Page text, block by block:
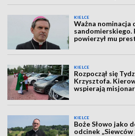
KIELCE
Ważna nominacja
sandomierskiego.
powierzył mu
KIELCE
Rozpoczął się
Krzysztofa.
wspierają
KIELCE
Boże Słowo jako
odcinek „Siewców